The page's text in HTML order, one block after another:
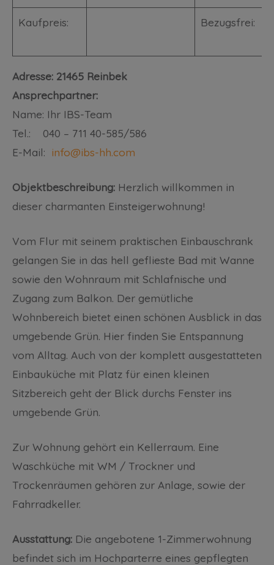
Kaufpreis: Bezugsfrei:
Adresse: 21465 Reinbek
Ansprechpartner:
Name: Ihr IBS-Team
Tel.: 040 – 711 40-585/586
E-Mail: info@ibs-hh.com
Objektbeschreibung: Herzlich willkommen in
dieser charmanten Einsteigerwohnung!
Vom Flur mit seinem praktischen Einbauschrank
gelangen Sie in das hell geflieste Bad mit Wanne
sowie den Wohnraum mit Schlafnische und
Zugang zum Balkon. Der gemütliche
Wohnbereich bietet einen schönen Ausblick in das
umgebende Grün. Hier finden Sie Entspannung
vom Alltag. Auch von der komplett ausgestatteten
Einbauküche mit Platz für einen kleinen
Sitzbereich geht der Blick durchs Fenster ins
umgebende Grün.
Zur Wohnung gehört ein Kellerraum. Eine
Waschküche mit WM / Trockner und
Trockenräumen gehören zur Anlage, sowie der
Fahrradkeller.
Ausstattung: Die angebotene 1-Zimmerwohnung
befindet sich im Hochparterre eines gepflegten